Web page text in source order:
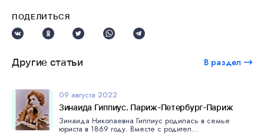
ПОДЕЛИТЬСЯ
Другие статьи В раздел
09 августа 2022
Зинаида Гиппиус. Париж-Петербург-Париж
Зинаида Николаевна Гиппиус родилась в семье
юриста в 1869 году. Вместе с родител...